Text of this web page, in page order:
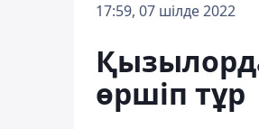
17:59, 07 шілде 2022
өршіп тұр